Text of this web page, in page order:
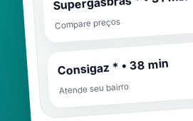
Compare preços
Consigaz * • 38 min
Atende seu bairro